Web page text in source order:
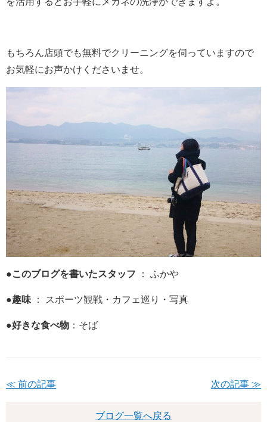
もちろん店頭でも無料でクリーニングを伺っていますので
お気軽にお声かけくださいませ。
●このブログを書いたスタッフ ： ふかや
●趣味 ： スポーツ観戦・カフェ巡り・写真
●好きな食べ物 ：そば
≪ 前の記事 次の記事 ≫
ブログ一覧へ戻る